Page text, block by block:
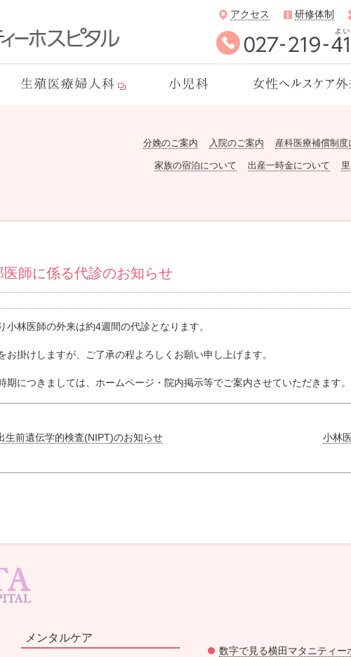
アクセス 研修体制
分娩のご案内 入院のご案内 産科医療補償制度
家族の宿泊について 出産一時金について
医師に係る代診のお知らせ
小林医師の外来は約4週間の代診となります。
お掛けしますが、ご了承の程よろしくお願い申し上げます。
期につきましては、ホームページ・院内掲示等でご案内させていただきます。
生前遺伝学的検査(NIPT)のお知らせ 小林
メンタルケア
数字で見る横田マタニティー